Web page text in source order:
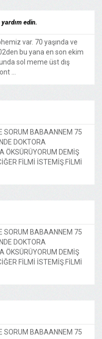
edin.
var. 70 yaşında ve
bu yana en son ekim
sol meme üst dış
...
SORUM BABAANNEM 75
DOKTORA
ÖKSÜRÜYORUM DEMİŞ
FİLMİ İSTEMİŞ.FİLMİ
SORUM BABAANNEM 75
DOKTORA
ÖKSÜRÜYORUM DEMİŞ
FİLMİ İSTEMİŞ.FİLMİ
SORUM BABAANNEM 75